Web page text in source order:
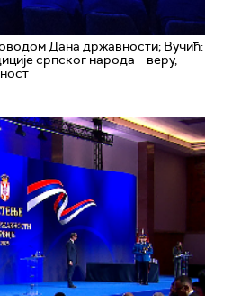
Дана државности; Вучић:
српског народа – веру,